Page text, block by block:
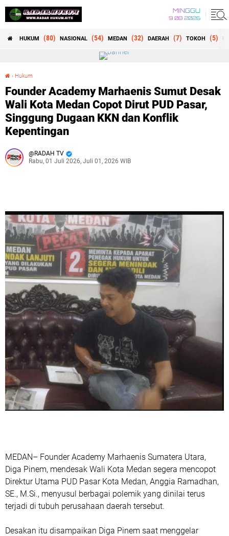
MINGGU
9 08 2026
HUKUM (80) NASIONAL (54) MEDAN (32) DAERAH (7) TOKOH (5)
› Hukum
Founder Academy Marhaenis Sumut Desak
Wali Kota Medan Copot Dirut PUD Pasar,
Singgung Dugaan KKN dan Konflik
Kepentingan
RADAH TV
Rabu, 01 Juli 2026, Juli 01, 2026 WIB
MEDAN– Founder Academy Marhaenis Sumatera Utara,
Diga Pinem, mendesak Wali Kota Medan segera mencopot
Direktur Utama PUD Pasar Kota Medan, Anggia Ramadhan,
SE., M.Si., menyusul berbagai polemik yang dinilai terus
terjadi di tubuh perusahaan daerah tersebut.
Desakan itu disampaikan Diga Pinem saat menggelar